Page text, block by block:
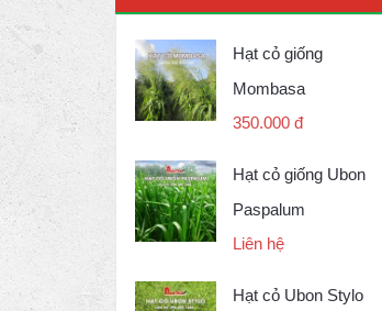
Hạt cỏ giống
Mombasa
350.000 đ
Hạt cỏ giống Ubon
Paspalum
Liên hệ
Hạt cỏ Ubon Stylo